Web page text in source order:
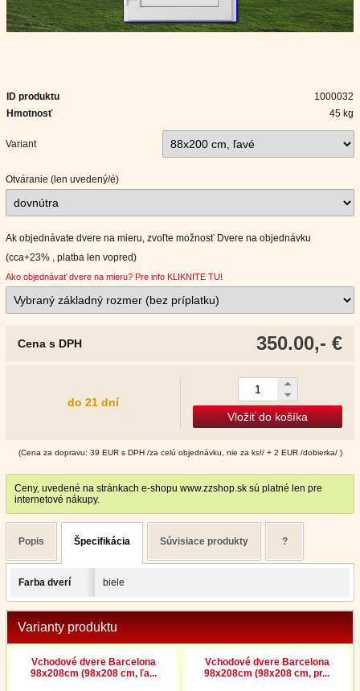
ID produktu
1000032
Hmotnosť
45 kg
Variant
Otváranie (len uvedený/é)
Ak objednávate dvere na mieru, zvoľte možnosť Dvere na objednávku
(cca+23% , platba len vopred)
Ako objednávať dvere na mieru? Pre info KLIKNITE TU!
350.00,- €
Cena s DPH
do 21 dní
Vložiť do košíka
(Cena za dopravu: 39 EUR s DPH /za celú objednávku, nie za ks!/ + 2 EUR /dobierka/ )
Ceny, uvedené na stránkach e-shopu www.zzshop.sk sú platné len pre
internetové nákupy.
Popis Špecifikácia Súvisiace produkty ?
Farba dverí biele
Varianty produktu
Vchodové dvere Barcelona
98x208cm (98x208 cm, ľa...
Vchodové dvere Barcelona
98x208cm (98x208 cm, pr...